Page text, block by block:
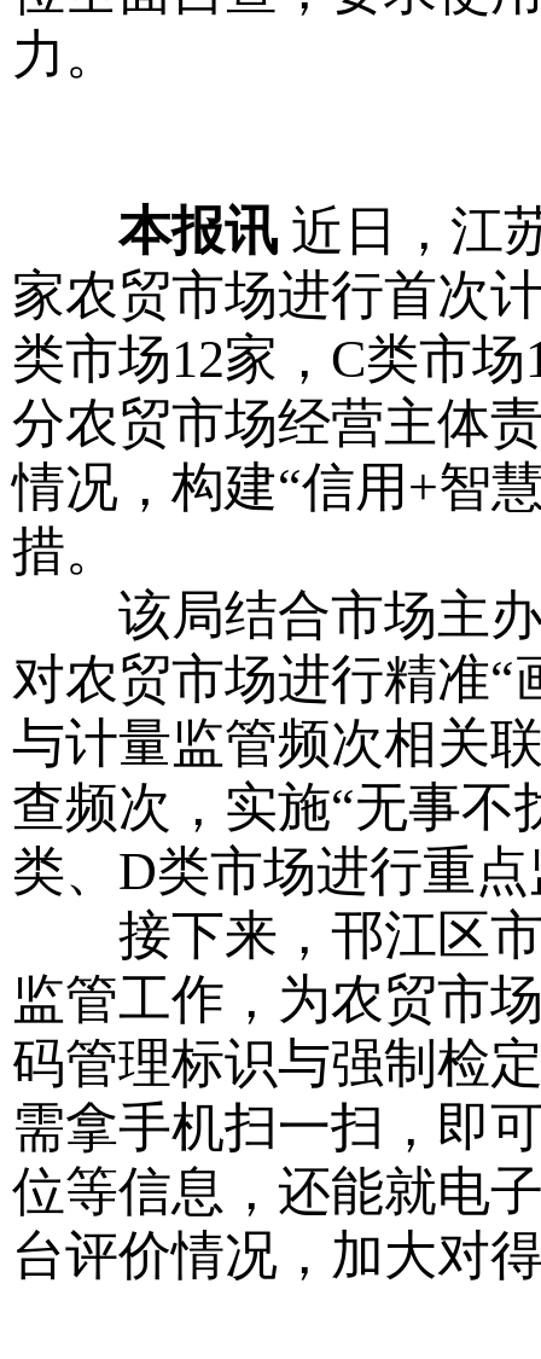
力。
本报讯 近日，江
家农贸市场进行首次
类市场12家，C类市
分农贸市场经营主体
情况，构建“信用+智
措。
该局结合市场主办
对农贸市场进行精准“
与计量监管频次相关
查频次，实施“无事不
类、D类市场进行重
接下来，邗江区市
监管工作，为农贸市
码管理标识与强制检
需拿手机扫一扫，即
位等信息，还能就电
台评价情况，加大对